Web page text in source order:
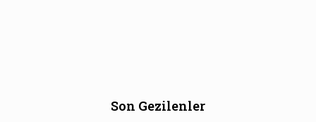
Son Gezilenler